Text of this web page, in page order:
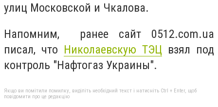
улиц Московской и Чкалова.
Напомним, ранее сайт 0512.com.ua
писал, что Николаевскую ТЭЦ взял под
контроль "Нафтогаз Украины".
Якщо ви помітили помилку, виділіть необхідний текст і натисніть Ctrl + Enter, щоб
повідомити про це редакцію